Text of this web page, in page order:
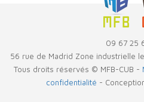
09 67 25
56 rue de Madrid Zone industrielle
Tous droits réservés © MFB-CUB -
confidentialité -